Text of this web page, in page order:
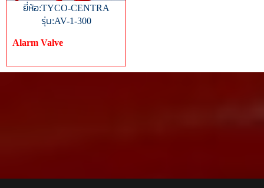
ยี่ห้อ:TYCO-CENTRA
รุ่น:AV-1-300
Alarm Valve